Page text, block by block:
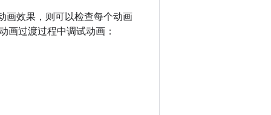
画效果，则可以检查每个动画
画过渡过程中调试动画：